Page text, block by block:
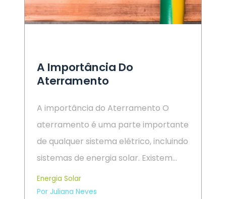
A Importância Do
Aterramento
A importância do Aterramento O
aterramento é uma parte importante
de qualquer sistema elétrico, incluindo
sistemas de energia solar. Existem…
Energia Solar
Por Juliana Neves